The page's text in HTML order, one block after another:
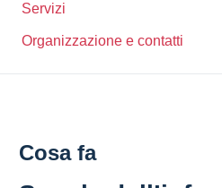
Servizi
Organizzazione e contatti
Cosa fa